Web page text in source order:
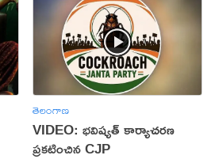
తెలంగాణ
VIDEO: భవిష్యత్ కార్యాచరణ
ప్రకటించిన CJP